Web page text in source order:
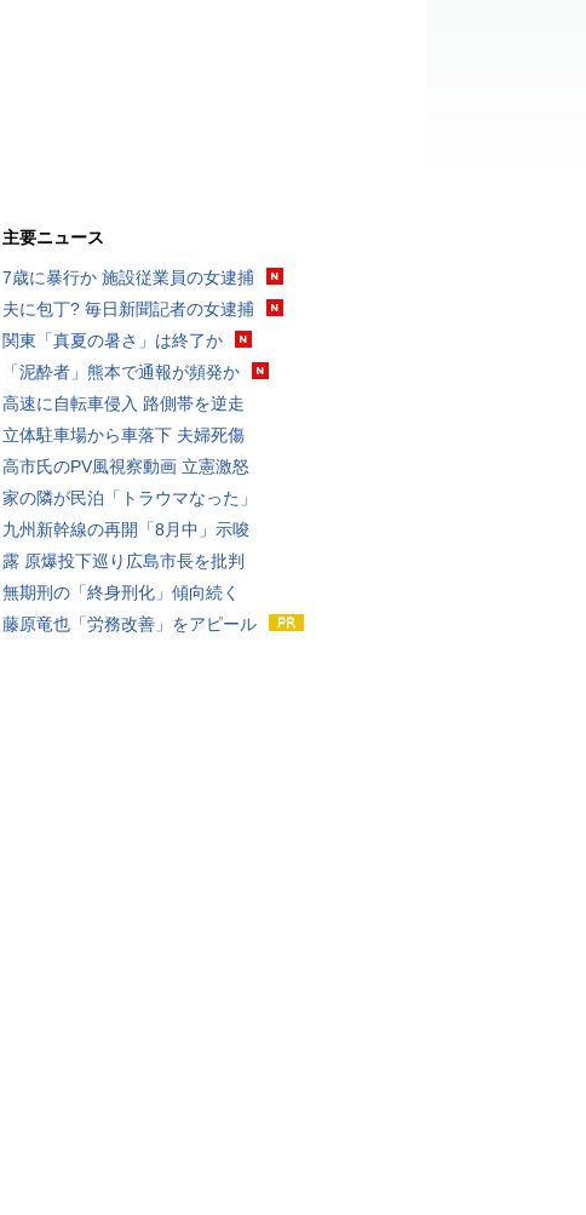
主要ニュース
7歳に暴行か 施設従業員の女逮捕
夫に包丁? 毎日新聞記者の女逮捕
関東「真夏の暑さ」は終了か
「泥酔者」熊本で通報が頻発か
高速に自転車侵入 路側帯を逆走
立体駐車場から車落下 夫婦死傷
高市氏のPV風視察動画 立憲激怒
家の隣が民泊「トラウマなった」
九州新幹線の再開「8月中」示唆
露 原爆投下巡り広島市長を批判
無期刑の「終身刑化」傾向続く
藤原竜也「労務改善」をアピール